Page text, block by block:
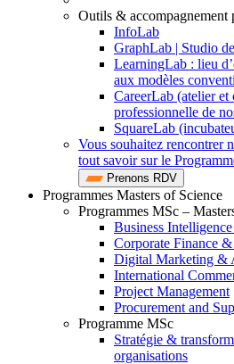
Outils & accompagnement
InfoLab
GraphLab | Studio
LearningLab : lieu
aux modèles
CareerLab (atelier et
professionnelle de
SquareLab
Vous souhaitez rencontrer
tout savoir sur le
Prenons RDV
Programmes Masters of Science
Programmes MSc –
Business
Corporate Finance
Digital Marketing &
International
Project Management
Procurement and
Programme MSc
Stratégie &
organisations